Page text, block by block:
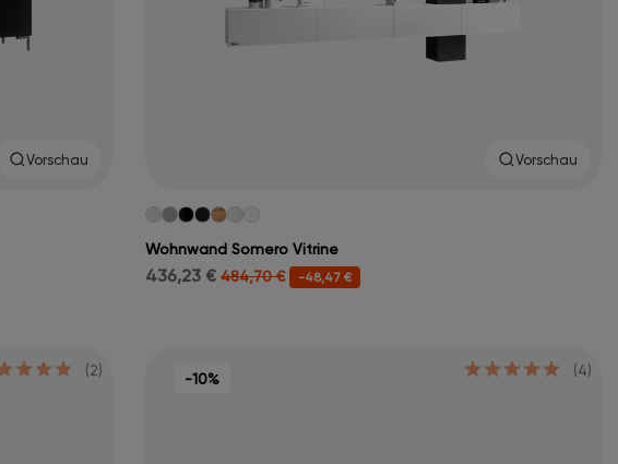
Vorschau Vorschau
Wohnwand Somero Vitrine
436,23 € 484,70 € -48,47 €
(2) -10% (4)